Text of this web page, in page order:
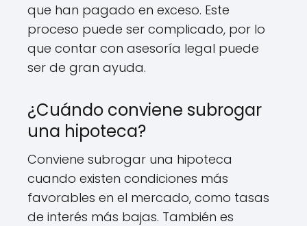
que han pagado en exceso. Este
proceso puede ser complicado, por lo
que contar con asesoría legal puede
ser de gran ayuda.
¿Cuándo conviene subrogar
una hipoteca?
Conviene subrogar una hipoteca
cuando existen condiciones más
favorables en el mercado, como tasas
de interés más bajas. También es